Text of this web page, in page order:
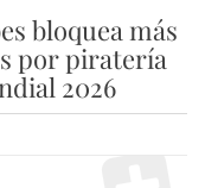
bloquea más
por piratería
2026